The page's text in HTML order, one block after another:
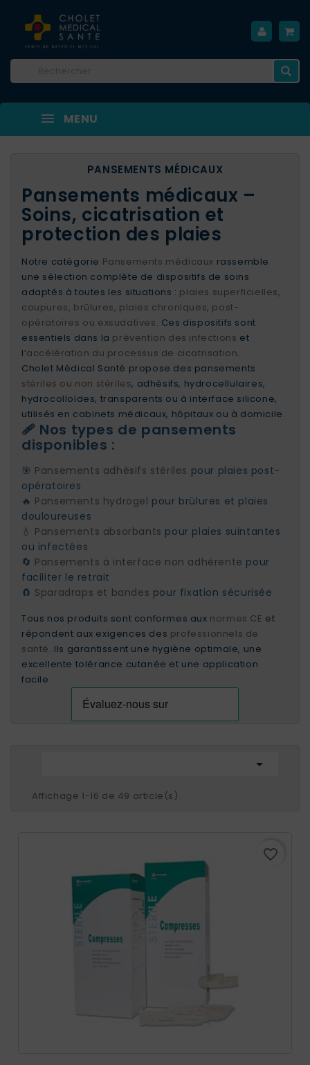
MENU
PANSEMENTS MÉDICAUX
Pansements médicaux –
Soins, cicatrisation et
protection des plaies
Notre catégorie Pansements médicaux rassemble
une sélection complète de dispositifs de soins
adaptés à toutes les situations : plaies superficielles,
coupures, brûlures, plaies chroniques, post-
opératoires ou exsudatives. Ces dispositifs sont
essentiels dans la prévention des infections et
l’accélération du processus de cicatrisation.
Cholet Médical Santé propose des pansements
stériles ou non stériles, adhésifs, hydrocellulaires,
hydrocolloïdes, transparents ou à interface silicone,
utilisés en cabinets médicaux, hôpitaux ou à domicile.
🩹 Nos types de pansements
disponibles :
🎯 Pansements adhésifs stériles pour plaies post-
opératoires
🔥 Pansements hydrogel pour brûlures et plaies
douloureuses
💧 Pansements absorbants pour plaies suintantes
ou infectées
🔄 Pansements à interface non adhérente pour
faciliter le retrait
🧲 Sparadraps et bandes pour fixation sécurisée
Tous nos produits sont conformes aux normes CE et
répondent aux exigences des professionnels de
santé. Ils garantissent une hygiène optimale, une
excellente tolérance cutanée et une application
facile.

Affichage 1-16 de 49 article(s)
favorite_border